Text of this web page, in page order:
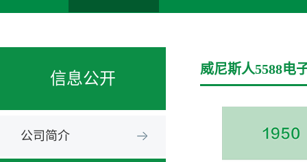
信息公开
公司简介
威尼斯人5588电